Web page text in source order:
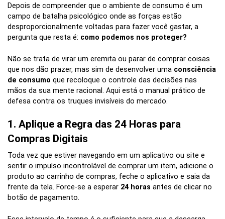
Depois de compreender que o ambiente de consumo é um
campo de batalha psicológico onde as forças estão
desproporcionalmente voltadas para fazer você gastar, a
pergunta que resta é: como podemos nos proteger?
Não se trata de virar um eremita ou parar de comprar coisas
que nos dão prazer, mas sim de desenvolver uma consciência
de consumo que recoloque o controle das decisões nas
mãos da sua mente racional. Aqui está o manual prático de
defesa contra os truques invisíveis do mercado.
1. Aplique a Regra das 24 Horas para
Compras Digitais
Toda vez que estiver navegando em um aplicativo ou site e
sentir o impulso incontrolável de comprar um item, adicione o
produto ao carrinho de compras, feche o aplicativo e saia da
frente da tela. Force-se a esperar 24 horas antes de clicar no
botão de pagamento.